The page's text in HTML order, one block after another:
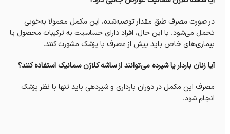
در صورت مصرف طبق مقدار توصیه‌شده، این مکمل معمولا به‌خوبی
تحمل می‌شود. با این حال، افراد دارای حساسیت به ترکیبات محصول یا
بیماری‌های خاص باید پیش از مصرف با پزشک مشورت کنند.
آیا زنان باردار یا شیرده می‌توانند از ساشه کلاژن سمانیک استفاده کنند؟
مصرف این مکمل در دوران بارداری و شیردهی باید تنها با نظر پزشک
انجام شود.